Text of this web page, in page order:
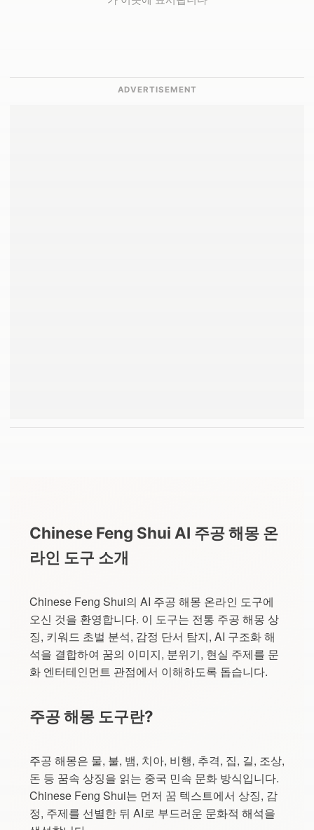
Chinese Feng Shui AI 주공 해몽 온
라인 도구 소개
Chinese Feng Shui의 AI 주공 해몽 온라인 도구에
오신 것을 환영합니다. 이 도구는 전통 주공 해몽 상
징, 키워드 초벌 분석, 감정 단서 탐지, AI 구조화 해
석을 결합하여 꿈의 이미지, 분위기, 현실 주제를 문
화 엔터테인먼트 관점에서 이해하도록 돕습니다.
주공 해몽 도구란?
주공 해몽은 물, 불, 뱀, 치아, 비행, 추격, 집, 길, 조상,
돈 등 꿈속 상징을 읽는 중국 민속 문화 방식입니다.
Chinese Feng Shui는 먼저 꿈 텍스트에서 상징, 감
정, 주제를 선별한 뒤 AI로 부드러운 문화적 해석을